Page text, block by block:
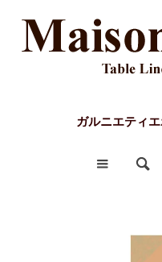
ガルニエティ